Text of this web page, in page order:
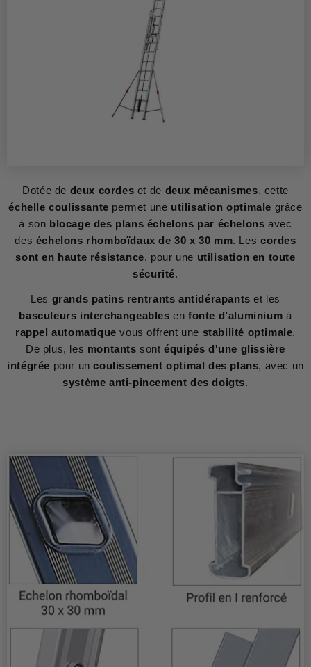
Dotée de deux cordes et de deux mécanismes, cette
échelle coulissante permet une utilisation optimale grâce
à son blocage des plans échelons par échelons avec
des échelons rhomboïdaux de 30 x 30 mm. Les cordes
sont en haute résistance, pour une utilisation en toute
sécurité.
Les grands patins rentrants antidérapants et les
basculeurs interchangeables enfonte d’aluminium à
rappel automatique vous offrent une stabilité optimale.
De plus, les montants sontéquipés d'une glissière
intégrée pour uncoulissement optimal des plans, avec un
système anti-pincement des doigts.